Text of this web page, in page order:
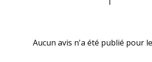
Aucun avis n'a été publié pour